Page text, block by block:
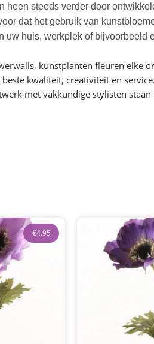
heen steeds verder door
dat het gebruik van
uw huis, werkplek of bijvoorbeeld
kunstplanten fleuren elke
kwaliteit, creativiteit en
met vakkundige stylisten staan
€4.95